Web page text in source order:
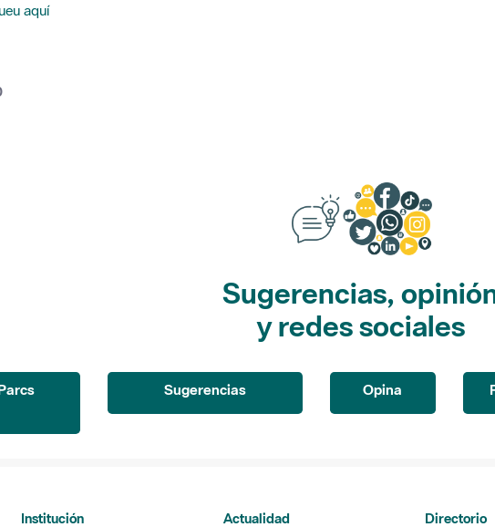
aquí
La valoración media es de 0 estrellas de 5.
Sugerencias,
y redes sociales
Sugerencias Opina
Institución Actualidad Directorio